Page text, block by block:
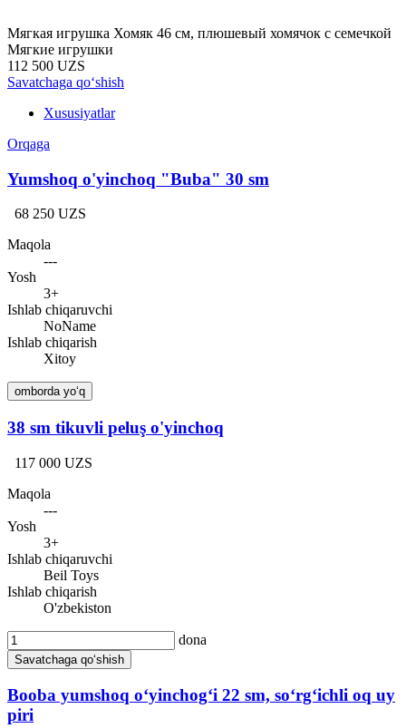
Мягкая игрушка Хомяк 46 см, плюшевый хомячок с семечкой
Мягкие игрушки
112 500 UZS
Savatchaga qo‘shish
Xususiyatlar
Orqaga
Yumshoq o'yinchoq "Buba" 30 sm
68 250 UZS
Maqola
---
Yosh
3+
Ishlab chiqaruvchi
NoName
Ishlab chiqarish
Xitoy
omborda yo‘q
38 sm tikuvli peluş o'yinchoq
117 000 UZS
Maqola
---
Yosh
3+
Ishlab chiqaruvchi
Beil Toys
Ishlab chiqarish
O'zbekiston
dona
Savatchaga qo‘shish
Booba yumshoq o‘yinchog‘i 22 sm, so‘rg‘ichli oq uy
piri